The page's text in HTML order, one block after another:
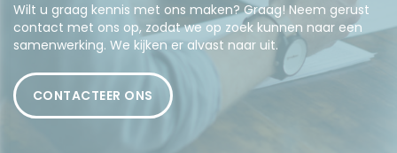
Wilt u graag kennis met ons maken? Graag! Neem gerust
contact met ons op, zodat we op zoek kunnen naar een
samenwerking. We kijken er alvast naar uit.
CONTACTEER ONS